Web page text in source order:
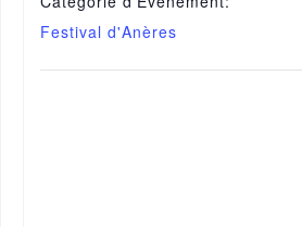
Festival d'Anères